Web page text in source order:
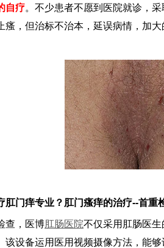
自疗。不少患者不愿到医院就诊，
瘙，但治标不治本，延误病情，加大
肛门痒专业？肛门瘙痒的治疗--首重
查，医博肛肠医院不仅采用肛肠医
该设备运用医用视频摄像方法，能